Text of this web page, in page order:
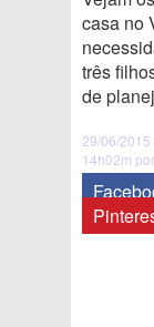
casa no
três
de
29/06/
14h02m